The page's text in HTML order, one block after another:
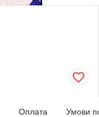
Оплата Умови